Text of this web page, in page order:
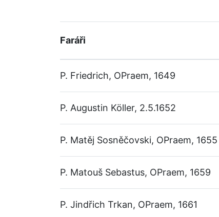
Faráři
P. Friedrich, OPraem, 1649
P. Augustin Köller, 2.5.1652
P. Matěj Sosněčovski, OPraem, 1655
P. Matouš Sebastus, OPraem, 1659
P. Jindřich Trkan, OPraem, 1661